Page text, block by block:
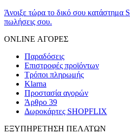
Άνοιξε τώρα το δικό σου κατάστημα
πωλήσεις σου.
ONLINE ΑΓΟΡΕΣ
Παραδόσεις
Επιστροφές προϊόντων
Τρόποι πληρωμής
Klarna
Προστασία αγορών
Άρθρο 39
Δωροκάρτες SHOPFLIX
ΕΞΥΠΗΡΕΤΗΣΗ ΠΕΛΑΤΩΝ